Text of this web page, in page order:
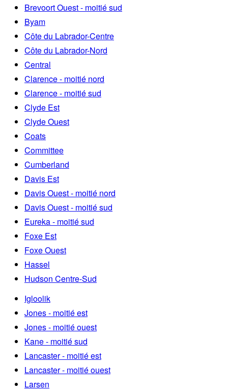
Brevoort Ouest - moitié sud
Byam
Côte du Labrador-Centre
Côte du Labrador-Nord
Central
Clarence - moitié nord
Clarence - moitié sud
Clyde Est
Clyde Ouest
Coats
Committee
Cumberland
Davis Est
Davis Ouest - moitié nord
Davis Ouest - moitié sud
Eureka - moitié sud
Foxe Est
Foxe Ouest
Hassel
Hudson Centre-Sud
Igloolik
Jones - moitié est
Jones - moitié ouest
Kane - moitié sud
Lancaster - moitié est
Lancaster - moitié ouest
Larsen